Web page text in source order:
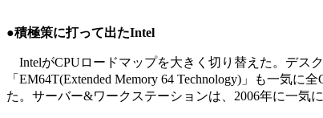
●積極策に打って出たIntel
IntelがCPUロードマップを大きく切り替えた。デス
「EM64T(Extended Memory 64 Technology)」も一気
た。サーバー&ワークステーションは、2006年に一気